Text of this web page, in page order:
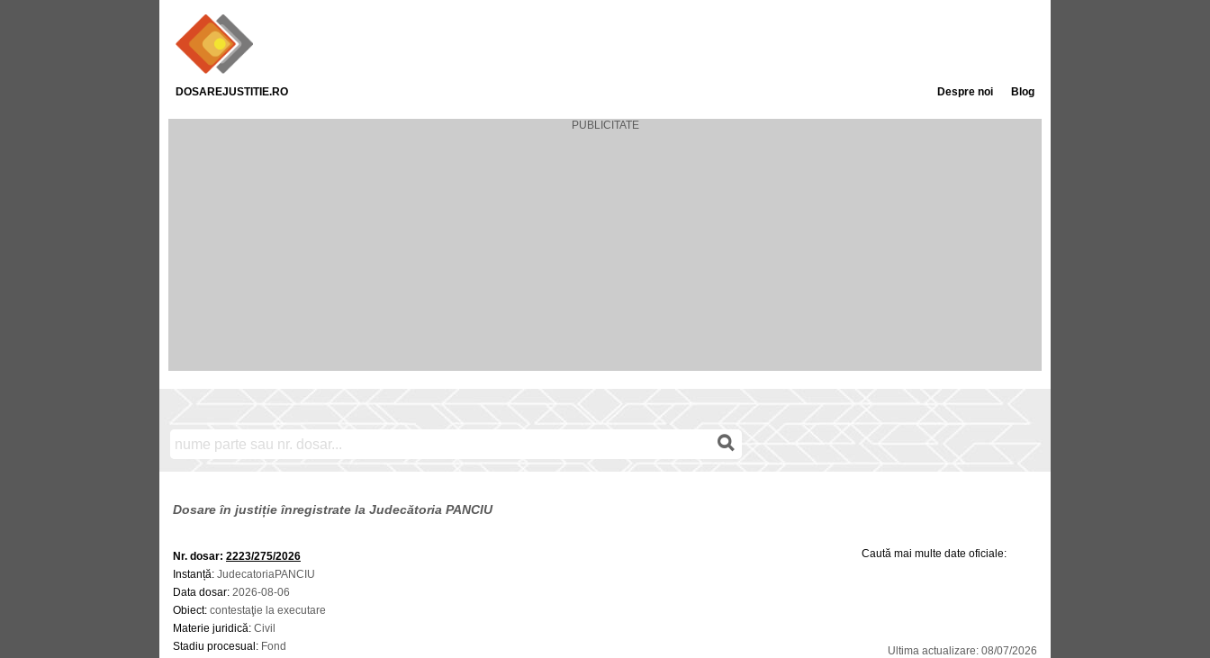
DOSAREJUSTITIE.RO Blog
Despre noi
Dosare în justiție înregistrate la Judecătoria PANCIU
Nr. dosar: 2223/275/2026
Instanță: JudecatoriaPANCIU
Data dosar: 2026-08-06
Obiect: contestaţie la executare
Materie juridică: Civil
Stadiu procesual: Fond
Caută mai multe date oficiale:
Ultima actualizare: 08/07/2026